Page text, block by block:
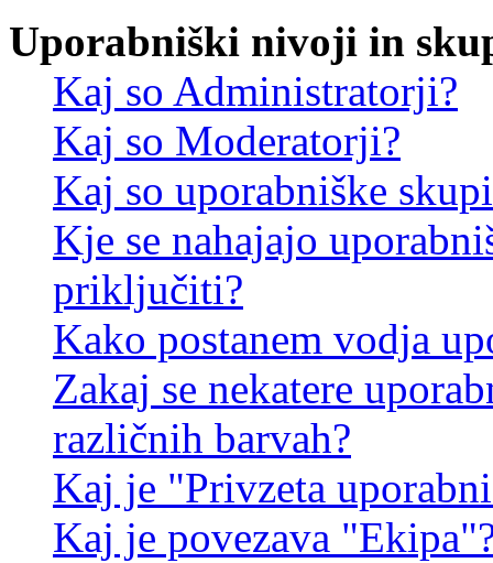
Uporabniški nivoji in
Kaj so Administratorji?
Kaj so Moderatorji?
Kaj so uporabniške
Kje se nahajajo
priključiti?
Kako postanem vodja
Zakaj se nekatere
različnih barvah?
Kaj je "Privzeta
Kaj je povezava